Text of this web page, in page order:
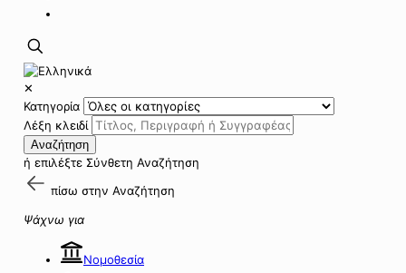
✕
Κατηγορία
Λέξη κλειδί
Αναζήτηση
ή επιλέξτε Σύνθετη Αναζήτηση
πίσω στην Αναζήτηση
Ψάχνω για
Νομοθεσία